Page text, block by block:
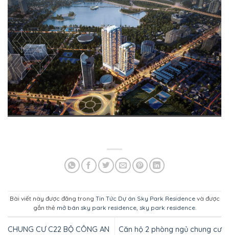
Bài viết này được đăng trong Tin Tức Dự án Sky Park Residencevà được
gắn thẻ mở bán sky park residence, sky park residence.
CHUNG CƯ C22 BỘ CÔNG AN
Căn hộ 2 phòng ngủ chung cư